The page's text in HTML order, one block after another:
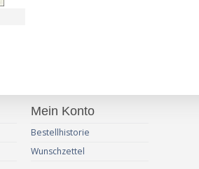
Mein Konto
Bestellhistorie
Wunschzettel